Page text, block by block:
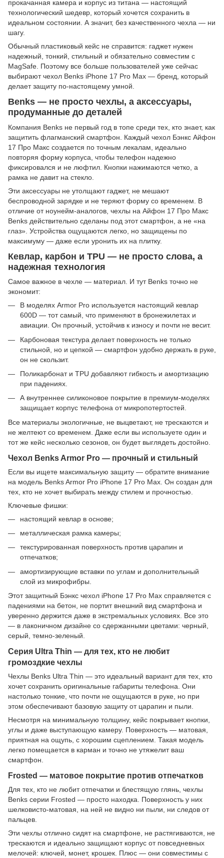
прокачанная камера и корпус из титана — настоящий
технологический шедевр, который хочется сохранить в
идеальном состоянии. А значит, без качественного чехла — ни
шагу.
Обычный пластиковый кейс не справится: гаджет нужен
надежный, тонкий, стильный и обязательно совместим с
MagSafe. Поэтому все больше пользователей уже сейчас
выбирают чехол Benks iPhone 17 Pro Max — бренд, который
делает защиту по-настоящему умной.
Benks — не просто чехлы, а аксессуары,
продуманные до деталей
Компания Benks не первый год в топе среди тех, кто знает, как
защитить флагманский смартфон. Каждый чехол Бэнкс Айфон
17 Про Макс создается по точным лекалам, идеально
повторяя форму корпуса, чтобы телефон надежно
фиксировался и не люфтил. Кнопки нажимаются четко, а
рамка не давит на стекло.
Эти аксессуары не утолщают гаджет, не мешают
беспроводной зарядке и не теряют форму со временем. В
отличие от ноунейм-аналогов, чехлы на Айфон 17 Про Макс
Benks действительно сделаны под этот смартфон, а не «на
глаз». Устройства ощущаются легко, но защищены по
максимуму — даже если уронить их на плитку.
Кевлар, карбон и TPU — не просто слова, а
надежная технология
Самое важное в чехле — материал. И тут Benks точно не
экономит:
В моделях Armor Pro используется настоящий кевлар
600D — тот самый, что применяют в бронежилетах и
авиации. Он прочный, устойчив к износу и почти не весит.
Карбоновая текстура делает поверхность не только
стильной, но и цепкой — смартфон удобно держать в руке,
он не скользит.
Поликарбонат и TPU добавляют гибкость и амортизацию
при падениях.
А внутреннее силиконовое покрытие в премиум-моделях
защищает корпус телефона от микропотертостей.
Все материалы экологичные, не выцветают, не трескаются и
не желтеют со временем. Даже если вы используете один и
тот же кейс несколько сезонов, он будет выглядеть достойно.
Чехол Benks Armor Pro — прочный и стильный
Если вы ищете максимальную защиту — обратите внимание
на модель Benks Armor Pro iPhone 17 Pro Max. Он создан для
тех, кто не хочет выбирать между стилем и прочностью.
Ключевые фишки:
настоящий кевлар в основе;
металлическая рамка камеры;
текстурированная поверхность против царапин и
отпечатков;
амортизирующие вставки по углам и дополнительный
слой из микрофибры.
Этот защитный Бэнкс чехол iPhone 17 Pro Max справляется с
падениями на бетон, не портит внешний вид смартфона и
уверенно держится даже в экстремальных условиях. Все это
— в лаконичном дизайне со сдержанными цветами: черный,
серый, темно-зеленый.
Серия Ultra Thin — для тех, кто не любит
громоздкие чехлы
Чехлы Benks Ultra Thin — это идеальный вариант для тех, кто
хочет сохранить оригинальные габариты телефона. Они
настолько тонкие, что почти не ощущаются в руке, но при
этом обеспечивают базовую защиту от царапин и пыли.
Несмотря на минимальную толщину, кейс покрывает кнопки,
углы и даже выступающую камеру. Поверхность — матовая,
приятная на ощупь, с хорошим сцеплением. Такая модель
легко помещается в карман и точно не утяжелит ваш
смартфон.
Frosted — матовое покрытие против отпечатков
Для тех, кто не любит отпечатки и блестящую глянь, чехлы
Benks серии Frosted — просто находка. Поверхность у них
шелковисто-матовая, на ней не видно ни пыли, ни следов от
пальцев.
Эти чехлы отлично сидят на смартфоне, не растягиваются, не
трескаются и идеально защищают корпус от повседневных
мелочей: ключей, монет, крошек. Плюс — они совместимы с